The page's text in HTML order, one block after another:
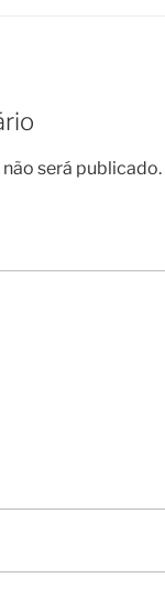
será publicado.